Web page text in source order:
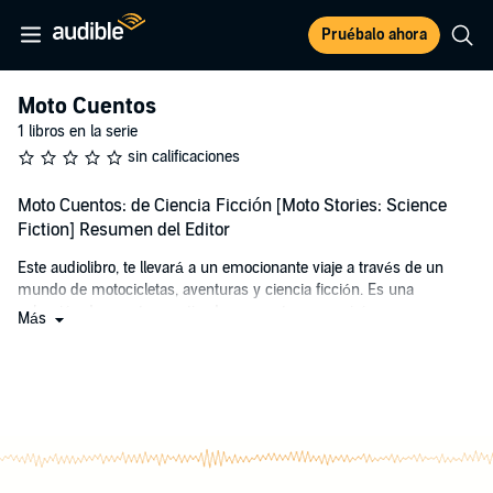
Pruébalo ahora
Moto Cuentos
1 libros en la serie
sin calificaciones
Moto Cuentos: de Ciencia Ficción [Moto Stories: Science
Fiction] Resumen del Editor
Este audiolibro, te llevará a un emocionante viaje a través de un
mundo de motocicletas, aventuras y ciencia ficción. Es una
colección de cuentos cautivadores que te sumergirán en un
En "Fantasi Motos", el segundo cuento, un joven apasionado, cuyo
Más